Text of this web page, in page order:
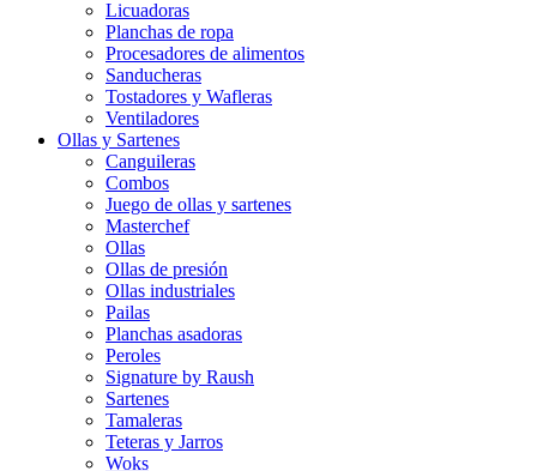
Licuadoras
Planchas de ropa
Procesadores de alimentos
Sanducheras
Tostadores y Wafleras
Ventiladores
Ollas y Sartenes
Canguileras
Combos
Juego de ollas y sartenes
Masterchef
Ollas
Ollas de presión
Ollas industriales
Pailas
Planchas asadoras
Peroles
Signature by Raush
Sartenes
Tamaleras
Teteras y Jarros
Woks